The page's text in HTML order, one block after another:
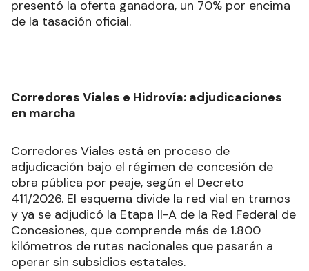
presentó la oferta ganadora, un 70% por encima
de la tasación oficial.
Corredores Viales e Hidrovía: adjudicaciones
en marcha
Corredores Viales está en proceso de
adjudicación bajo el régimen de concesión de
obra pública por peaje, según el Decreto
411/2026. El esquema divide la red vial en tramos
y ya se adjudicó la Etapa II-A de la Red Federal de
Concesiones, que comprende más de 1.800
kilómetros de rutas nacionales que pasarán a
operar sin subsidios estatales.